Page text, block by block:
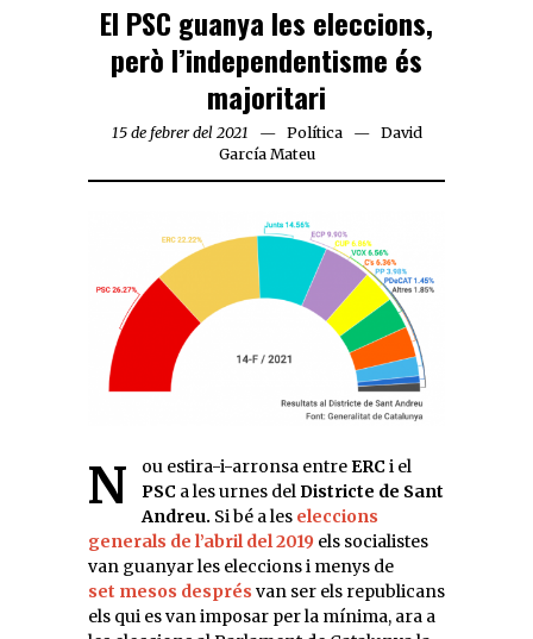
El PSC guanya les eleccions,
però l’independentisme és
majoritari
15 de febrer del 2021 Política
David
García Mateu
Nou estira-i-arronsa entreERCi el
PSC a les urnes delDistricte de Sant
Andreu. Si bé a les eleccions
generals de l’abril del 2019 els socialistes
van guanyar les eleccions i menys de
set mesos després van ser els republicans
els qui es van imposar per la mínima, ara a